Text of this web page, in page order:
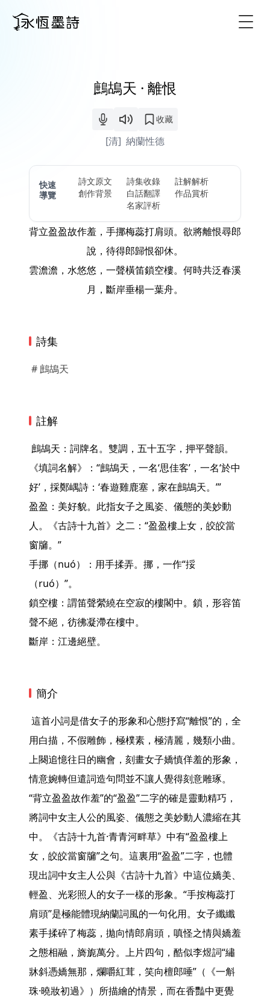
鷓鴣天 · 離恨
收藏
[清] 納蘭性德
快速
導覽
詩文原文 詩集收錄
註解解析
創作背景
白話翻譯
作品賞析
名家評析
背立盈盈故作羞，手挪梅蕊打肩頭。欲將離恨尋郎
說，待得郎歸恨卻休。
雲澹澹，水悠悠，一聲橫笛鎖空樓。何時共泛春溪
月，斷岸垂楊一葉舟。
詩集
# 鷓鴣天
註解
《填詞名解》：“鷓鴣天，一名‘思佳客’，一名‘於中
好’，採鄭嵎詩：‘春遊雞鹿塞，家在鷓鴣天。’”
盈盈：美好貌。此指女子之風姿、儀態的美妙動
人。《古詩十九首》之二：“盈盈樓上女，皎皎當
窗牖。”
手挪（nuó）：用手揉弄。挪，一作“挼
（ruó）”。
鎖空樓：謂笛聲縈繞在空寂的樓閣中。鎖，形容笛
聲不絕，彷彿凝滯在樓中。
斷岸：江邊絕壁。
簡介
用白描，不假雕飾，極樸素，極清麗，幾類小曲。
上闋追憶往日的幽會，刻畫女子嬌慎佯羞的形象，
情意婉轉但遣詞造句問並不讓人覺得刻意雕琢。
“背立盈盈故作羞”的“盈盈”二字的確是靈動精巧，
將詞中女主人公的風姿、儀態之美妙動人濃縮在其
中。《古詩十九首·青青河畔草》中有“盈盈樓上
女，皎皎當窗牖”之句。這裏用“盈盈”二字，也體
現出詞中女主人公與《古詩十九首》中這位嬌美、
輕盈、光彩照人的女子一樣的形象。“手按梅蕊打
肩頭”是極能體現納蘭詞風的一句化用。女子纖纖
素手揉碎了梅蕊，拋向情郎肩頭，嗔怪之情與嬌羞
之態相融，旖旎萬分。上片四句，酷似李煜詞“繡
牀斜憑嬌無那，爛嚼紅茸，笑向檀郎唾”（《一斛
珠·曉妝初過》）所描繪的情景，而在香豔中更覺